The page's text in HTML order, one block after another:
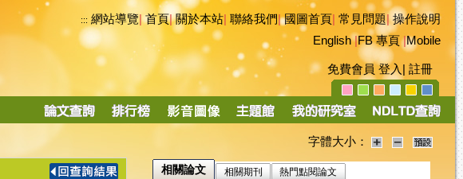
::: 網站導覽|首頁|關於本站 聯絡我們|國圖首頁 常見問題|操作說明
English|FB 專頁|Mobile
免費會員 登入 註冊
字體大小：
相關論文 相關期刊 熱門點閱論文